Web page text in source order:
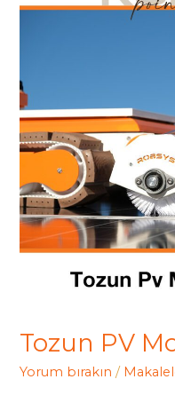
Tozun PV
Yorum bırakın /
Modüllere